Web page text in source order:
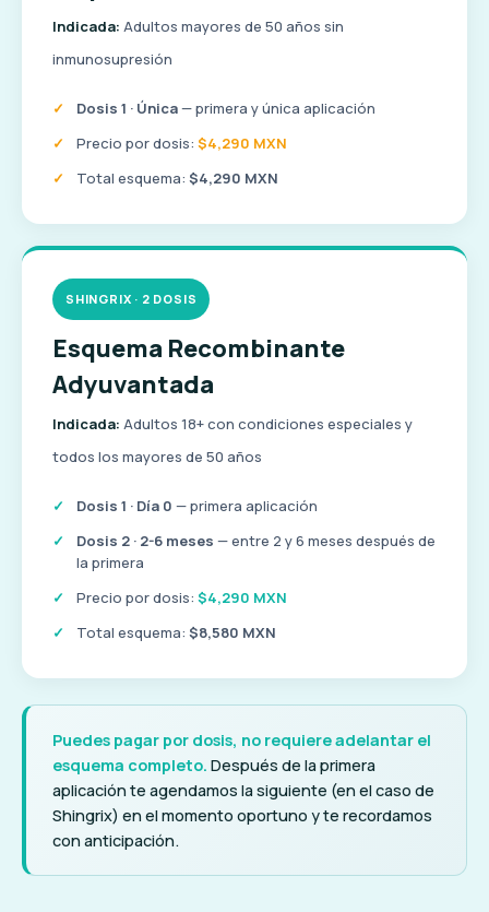
Indicada: Adultos mayores de 50 años sin
inmunosupresión
Dosis 1 · Única— primera y única aplicación
Precio por dosis: $4,290 MXN
Total esquema: $4,290 MXN
SHINGRIX · 2 DOSIS
Esquema Recombinante
Adyuvantada
Indicada: Adultos 18+ con condiciones especiales y
todos los mayores de 50 años
Dosis 1 · Día 0 — primera aplicación
Dosis 2 · 2-6 meses — entre 2 y 6 meses después de
la primera
Precio por dosis: $4,290 MXN
Total esquema: $8,580 MXN
Puedes pagar por dosis, no requiere adelantar el
esquema completo. Después de la primera
aplicación te agendamos la siguiente (en el caso de
Shingrix) en el momento oportuno y te recordamos
con anticipación.